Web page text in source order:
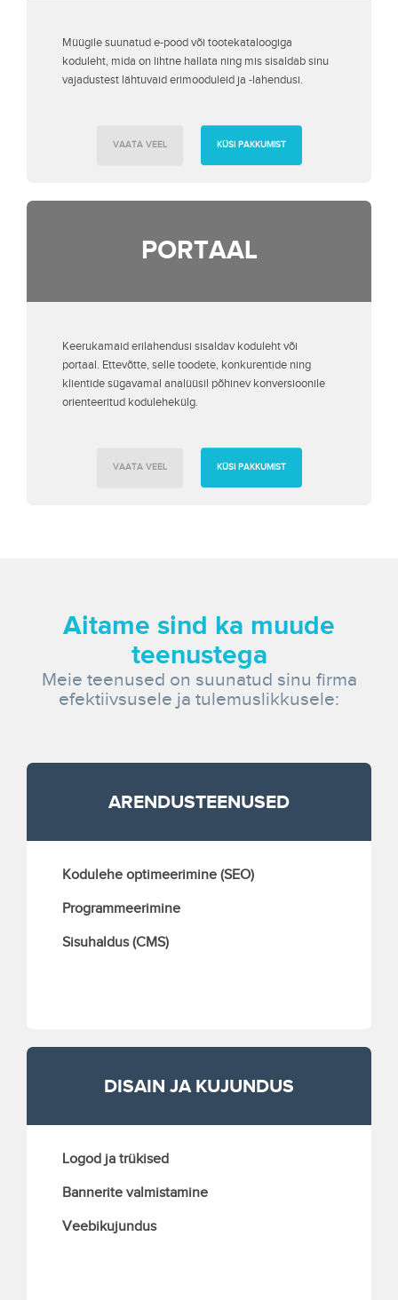
Müügile suunatud e-pood või tootekataloogiga
koduleht, mida on lihtne hallata ning mis sisaldab sinu
vajadustest lähtuvaid erimooduleid ja -lahendusi.
VAATA VEEL KÜSI PAKKUMIST
PORTAAL
Keerukamaid erilahendusi sisaldav koduleht või
portaal. Ettevõtte, selle toodete, konkurentide ning
klientide sügavamal analüüsil põhinev konversioonile
orienteeritud kodulehekülg.
VAATA VEEL KÜSI PAKKUMIST
Aitame sind ka muude
teenustega
Meie teenused on suunatud sinu firma
efektiivsusele ja tulemuslikkusele:
ARENDUSTEENUSED
Kodulehe optimeerimine (SEO)
Programmeerimine
Sisuhaldus (CMS)
DISAIN JA KUJUNDUS
Logod ja trükised
Bannerite valmistamine
Veebikujundus